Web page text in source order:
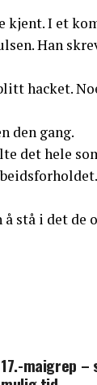
kjent. I et
Han
hacket.
den gang.
det hele
stå i det de
maigrep